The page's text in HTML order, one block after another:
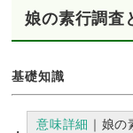
娘の素行調査
基礎知識
意味詳細 ｜娘